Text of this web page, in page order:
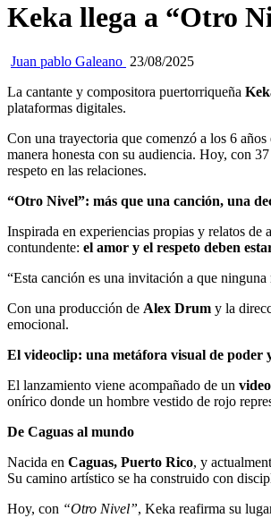
Keka llega a “Otro
Juan pablo Galeano 23/08/2025
La cantante y compositora puertorriqueña
plataformas digitales.
Con una trayectoria que comenzó a los 6
manera honesta con su audiencia. Hoy, con
respeto en las relaciones.
“Otro Nivel”: más que una canción, una
Inspirada en experiencias propias y relatos de
contundente: el amor y el respeto deben
“Esta canción es una invitación a que
Con una producción de Alex Drum y la
emocional.
El videoclip: una metáfora visual de poder
El lanzamiento viene acompañado de un
onírico donde un hombre vestido de rojo
De Caguas al mundo
Nacida en Caguas, Puerto Rico, y
Su camino artístico se ha construido con
Hoy, con “Otro Nivel”, Keka reafirma su